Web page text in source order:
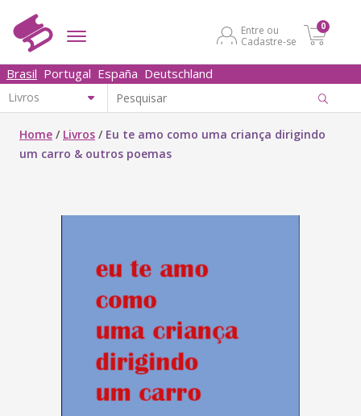
Entre ou
Cadastre-se
0
Brasil Portugal España Deutschland
Home / Livros / Eu te amo como uma criança dirigindo
um carro & outros poemas